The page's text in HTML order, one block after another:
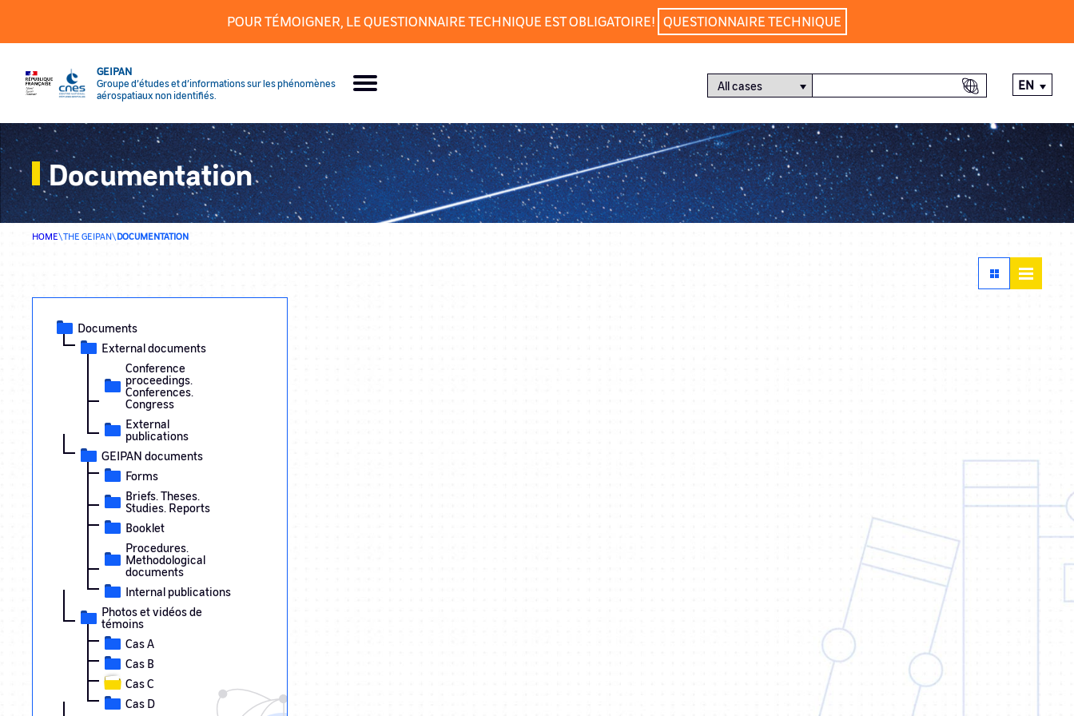
POUR TÉMOIGNER, LE QUESTIONNAIRE TECHNIQUE EST OBLIGATOIRE! QUESTIONNAIRE TECHNIQUE
GEIPAN
Groupe d’études et d’informations sur les phénomènes
aérospatiaux non identifiés.
EN
Documentation
HOME\THE GEIPAN\DOCUMENTATION
Documents
External documents
Conference
proceedings.
Conferences.
Congress
External
publications
GEIPAN documents
Forms
Briefs. Theses.
Studies. Reports
Booklet
Procedures.
Methodological
documents
Internal publications
Photos et vidéos de
témoins
Cas A
Cas B
Cas C
Cas D